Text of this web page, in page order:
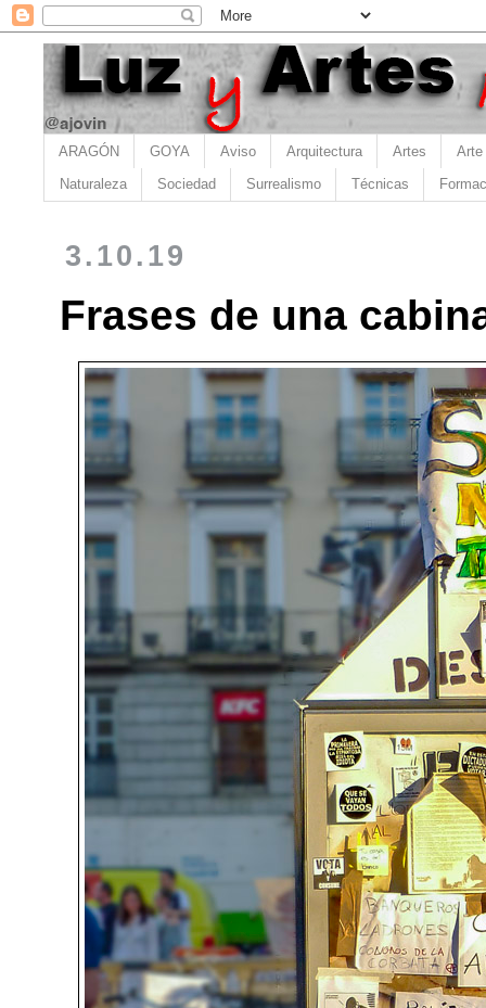
ARAGÓN GOYA Aviso Arquitectura Artes Arte
Naturaleza Sociedad Surrealismo Técnicas
3.10.19
Frases de una